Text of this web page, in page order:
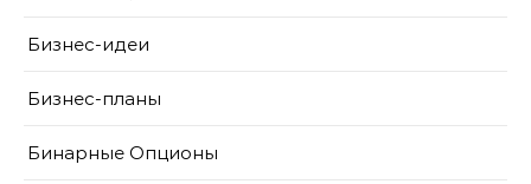
Бизнес-идеи
Бизнес-планы
Бинарные Опционы